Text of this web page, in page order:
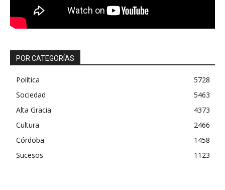
POR CATEGORÍAS
Política
5728
Sociedad
5463
Alta Gracia
4373
Cultura
2466
Córdoba
1458
Sucesos
1123